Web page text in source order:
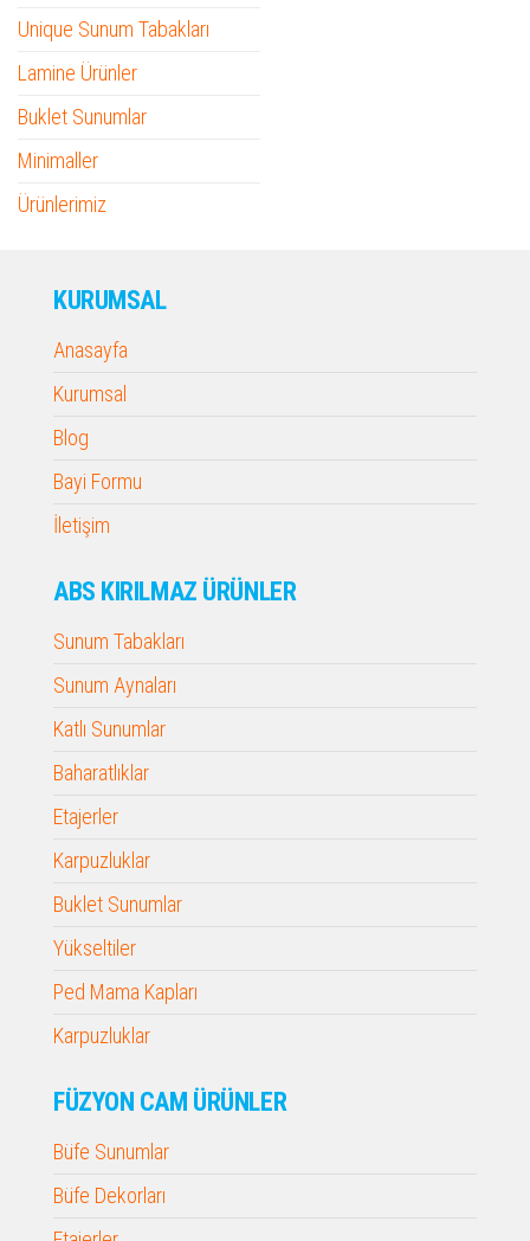
Unique Sunum Tabakları
Lamine Ürünler
Buklet Sunumlar
Minimaller
Ürünlerimiz
KURUMSAL
Anasayfa
Kurumsal
Blog
Bayi Formu
İletişim
ABS KIRILMAZ ÜRÜNLER
Sunum Tabakları
Sunum Aynaları
Katlı Sunumlar
Baharatlıklar
Etajerler
Karpuzluklar
Buklet Sunumlar
Yükseltiler
Ped Mama Kapları
Karpuzluklar
FÜZYON CAM ÜRÜNLER
Büfe Sunumlar
Büfe Dekorları